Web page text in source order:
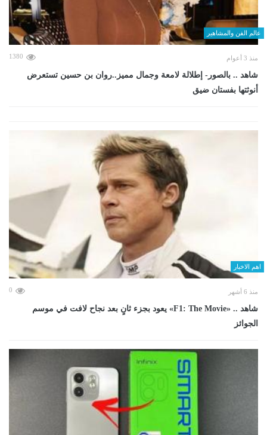
عالم الفن والمشاهير
منذ 3 أعوام 1380
شاهد .. بالصور- إطلالة لامعة وجمال مميز..روان بن حسين تستعرض
أنوثتها بفستان ضيق
اهم الاخبار
منذ 6 أشهر 0
شاهد .. «F1: The Movie» يعود بجزء ثانٍ بعد نجاح لافت في موسم
الجوائز